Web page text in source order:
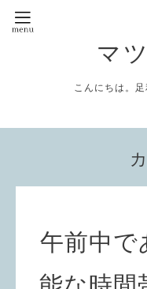
マ
こんにちは。
午前中で